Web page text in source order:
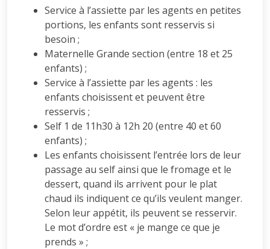
Service à l’assiette par les agents en petites
portions, les enfants sont resservis si
besoin ;
Maternelle Grande section (entre 18 et 25
enfants) ;
Service à l’assiette par les agents : les
enfants choisissent et peuvent être
resservis ;
Self 1 de 11h30 à 12h 20 (entre 40 et 60
enfants) ;
Les enfants choisissent l’entrée lors de leur
passage au self ainsi que le fromage et le
dessert, quand ils arrivent pour le plat
chaud ils indiquent ce qu’ils veulent manger.
Selon leur appétit, ils peuvent se resservir.
Le mot d’ordre est « je mange ce que je
prends » ;